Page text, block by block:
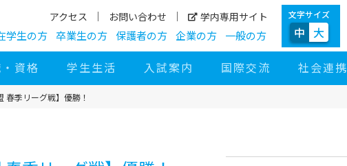
アクセス お問い合わせ 学内専用サイト
学生の方 卒業生の方 保護者の方 企業の方 一般の方
文字サイズ
中 大
資格 学生生活 入試案内 国際交流 社会連携
春季リーグ戦】優勝！
イ
お
カ